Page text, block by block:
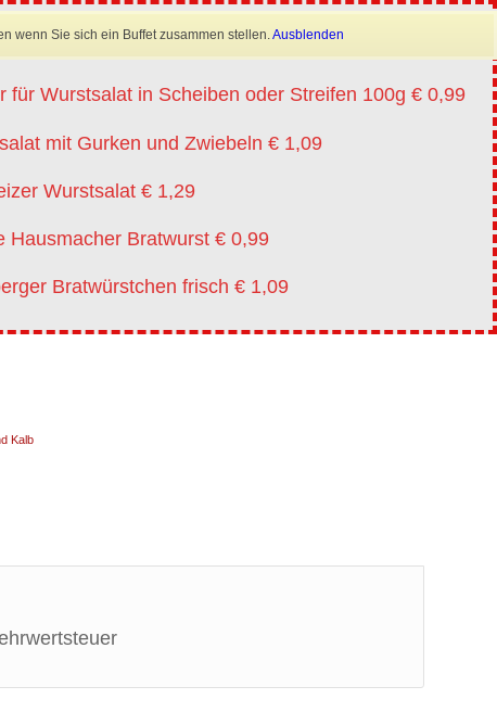
wenn Sie sich ein Buffet zusammen stellen.Ausblenden
Flyer
Kontakt
Kalb
für Wurstsalat in Scheiben oder Streifen 100g € 0,99
mit Gurken und Zwiebeln € 1,09
Wurstsalat € 1,29
Hausmacher Bratwurst € 0,99
Bratwürstchen frisch € 1,09
×